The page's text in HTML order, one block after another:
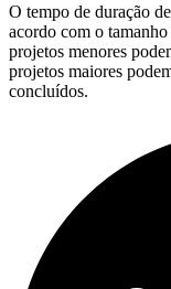
O tempo de duração
acordo com o
projetos menores
projetos maiores
concluídos.